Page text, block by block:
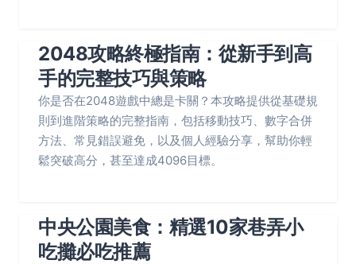
2048攻略終極指南：從新手到高
手的完整技巧與策略
你是否在2048遊戲中總是卡關？本攻略提供從基礎規
則到進階策略的完整指南，包括移動技巧、數字合併
方法、常見錯誤避免，以及個人經驗分享，幫助你輕
鬆突破高分，甚至達成4096目標。
中央公園美食：精選10家巷弄小
吃攤必吃推薦